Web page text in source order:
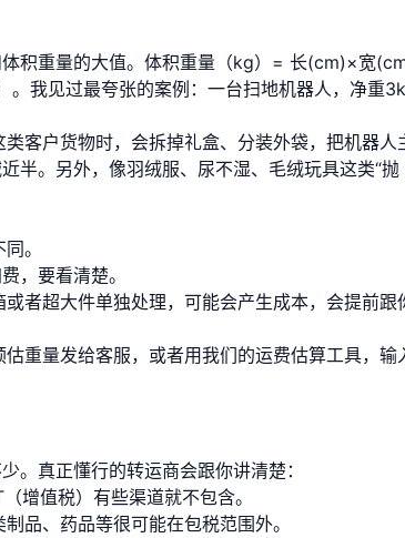
积重量的大值。体积重量（kg）= 长(cm)×宽
我见过最夸张的案例：一台扫地机器人，净重
客户货物时，会拆掉礼盒、分装外袋，把机器人
半。另外，像羽绒服、尿不湿、毛绒玩具这类“抛
。
，要看清楚。
者超大件单独处理，可能会产生成本，会提前跟
重量发给客服，或者用我们的运费估算工具，输
。真正懂行的转运商会跟你讲清楚：
增值税）有些渠道就不包含。
品、药品等很可能在包税范围外。